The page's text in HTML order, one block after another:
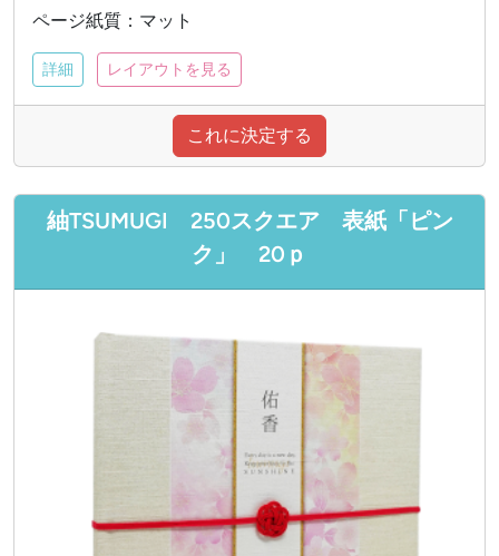
ページ紙質：マット
詳細 レイアウトを見る
これに決定する
紬TSUMUGI 250スクエア 表紙「ピン
ク」 20ｐ